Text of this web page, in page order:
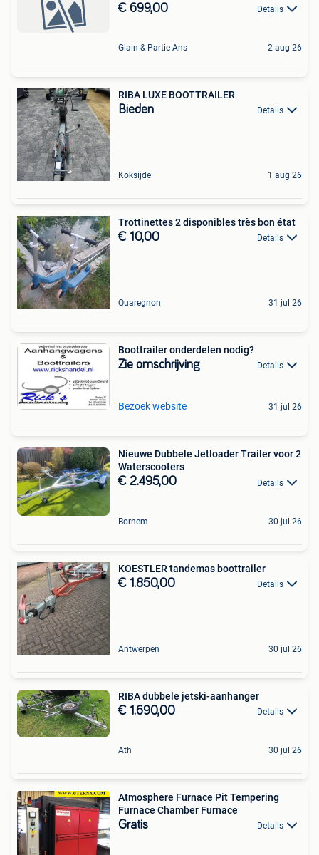
€ 699,00 Details
Glain & Partie Ans 2 aug 26
RIBA LUXE BOOTTRAILER
Bieden Details
Koksijde 1 aug 26
Trottinettes 2 disponibles très bon état
€ 10,00 Details
Quaregnon 31 jul 26
Boottrailer onderdelen nodig?
Zie omschrijving Details
Bezoek website 31 jul 26
Nieuwe Dubbele Jetloader Trailer voor 2
Waterscooters
€ 2.495,00 Details
Bornem 30 jul 26
KOESTLER tandemas boottrailer
€ 1.850,00 Details
Antwerpen 30 jul 26
RIBA dubbele jetski-aanhanger
€ 1.690,00 Details
Ath 30 jul 26
Atmosphere Furnace Pit Tempering
Furnace Chamber Furnace
Gratis Details